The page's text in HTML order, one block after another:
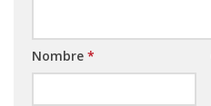
Nombre *